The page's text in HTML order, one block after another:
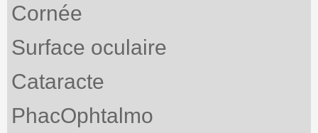
Cornée
Surface oculaire
Cataracte
PhacOphtalmo